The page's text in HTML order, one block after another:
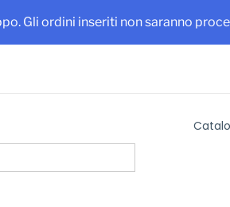
Gli ordini inseriti non saranno
Ottieni maggiore visibilità per